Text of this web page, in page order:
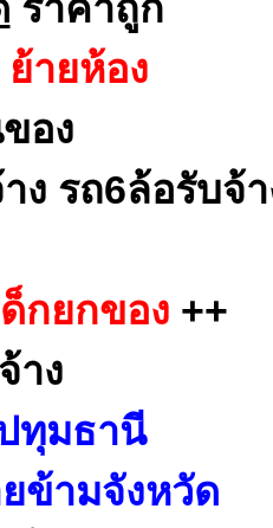
ย้ายห้อง
อง
ง รถ6ล้อรับจ้า
กยกของ ++
าง
ทุมธานี
ข้ามจังหวัด